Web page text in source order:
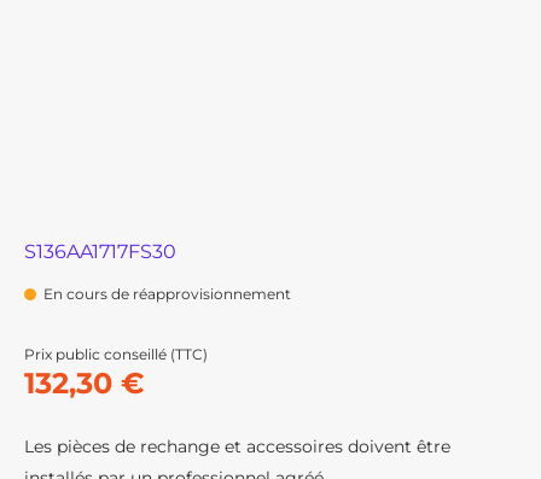
S136AA1717FS30
En cours de réapprovisionnement
Prix public conseillé (TTC)
132,30 €
Les pièces de rechange et accessoires doivent être